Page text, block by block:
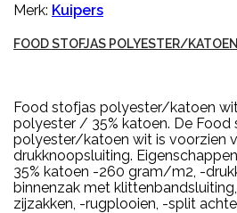
Merk: Kuipers
FOOD STOFJAS POLYESTER/
Food stofjas polyester/katoen
polyester / 35% katoen. De Food
polyester/katoen wit is voorzien
drukknoopsluiting.
35% katoen -260 gram/m2, -
binnenzak met
zijzakken, -rugplooien, -split